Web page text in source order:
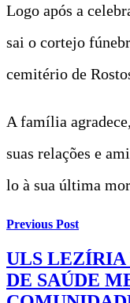
Logo após a
sai o cortejo
cemitério de
A família
suas relações e
lo à sua última
Previous Post
ULS LEZÍRIA
DE SAÚDE